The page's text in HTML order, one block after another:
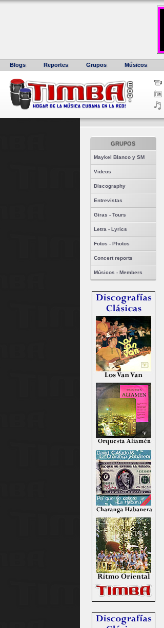
Blogs Reportes Grupos Músicos
GRUPOS
Maykel Blanco y SM
Videos
Discography
Entrevistas
Giras - Tours
Letra - Lyrics
Fotos - Photos
Concert reports
Músicos - Members